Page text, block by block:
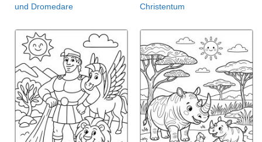
und Dromedare
Christentum